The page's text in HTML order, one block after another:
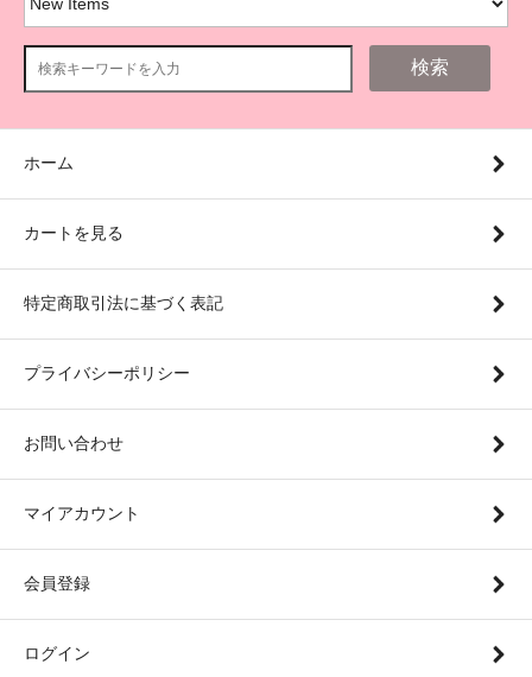
検索
ホーム
カートを見る
特定商取引法に基づく表記
プライバシーポリシー
お問い合わせ
マイアカウント
会員登録
ログイン